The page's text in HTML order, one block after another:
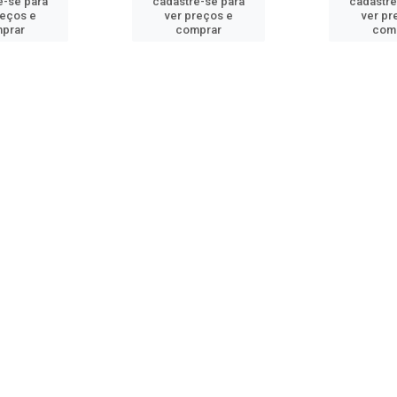
e
ver preços e
comprar
ver